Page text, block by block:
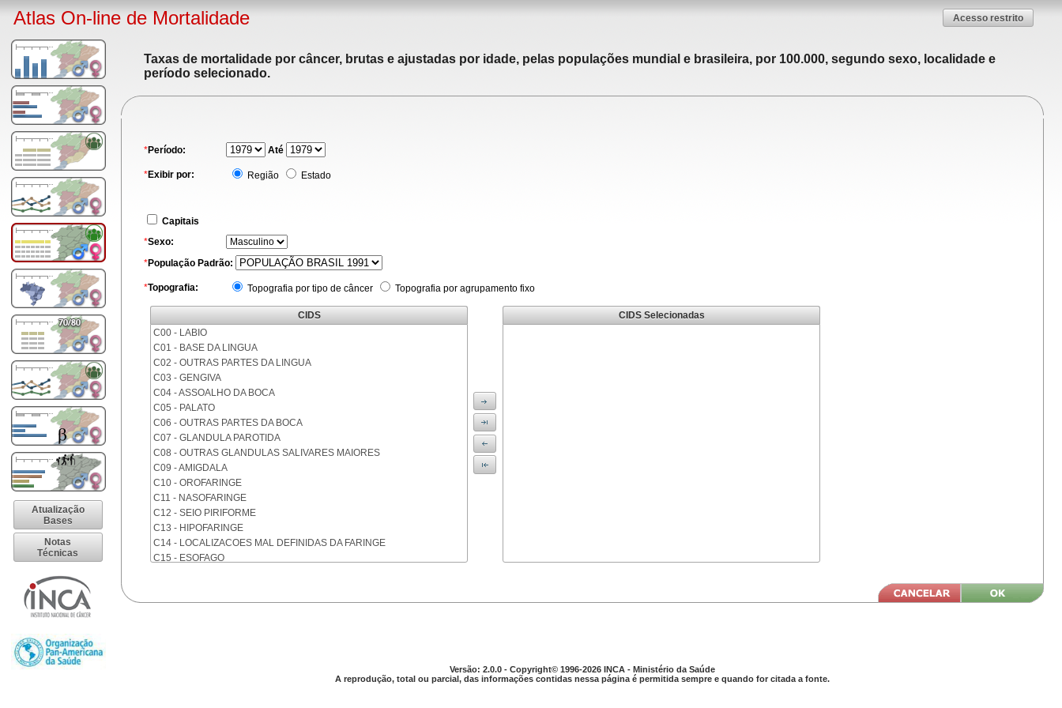
Atlas On-line de Mortalidade Acesso restrito
Atualização
Bases
Notas
Técnicas
Taxas de mortalidade por câncer, brutas e ajustadas por idade, pelas populações mundial e brasileira, por 100.000, segundo sexo, localidade e
período selecionado.
*Período: Até
*Exibir por: Região Estado
Capitais
*Sexo:
*População Padrão:
*Topografia: Topografia por tipo de câncer Topografia por agrupamento fixo
CIDS
C00 - LABIO
C01 - BASE DA LINGUA
C02 - OUTRAS PARTES DA LINGUA
C03 - GENGIVA
C04 - ASSOALHO DA BOCA
C05 - PALATO
C06 - OUTRAS PARTES DA BOCA
C07 - GLANDULA PAROTIDA
C08 - OUTRAS GLANDULAS SALIVARES MAIORES
C09 - AMIGDALA
C10 - OROFARINGE
C11 - NASOFARINGE
C12 - SEIO PIRIFORME
C13 - HIPOFARINGE
C14 - LOCALIZACOES MAL DEFINIDAS DA FARINGE
C15 - ESOFAGO
C18 - COLON
CIDS Selecionadas
Versão: 2.0.0 - Copyright© 1996-2026 INCA - Ministério da Saúde
A reprodução, total ou parcial, das informações contidas nessa página é permitida sempre e quando for citada a fonte.